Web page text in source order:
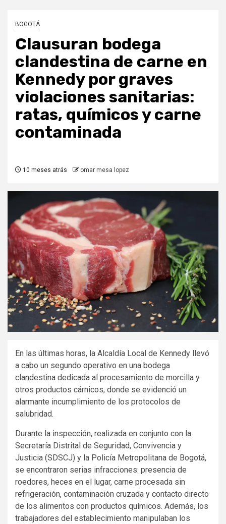
BOGOTÁ
Clausuran bodega
clandestina de carne en
Kennedy por graves
violaciones sanitarias:
ratas, químicos y carne
contaminada
10 meses atrás omar mesa lopez
En las últimas horas, la Alcaldía Local de Kennedy llevó
a cabo un segundo operativo en una bodega
clandestina dedicada al procesamiento de morcilla y
otros productos cárnicos, donde se evidenció un
alarmante incumplimiento de los protocolos de
salubridad.
Durante la inspección, realizada en conjunto con la
Secretaría Distrital de Seguridad, Convivencia y
Justicia (SDSCJ) y la Policía Metropolitana de Bogotá,
se encontraron serias infracciones: presencia de
roedores, heces en el lugar, carne procesada sin
refrigeración, contaminación cruzada y contacto directo
de los alimentos con productos químicos. Además, los
trabajadores del establecimiento manipulaban los